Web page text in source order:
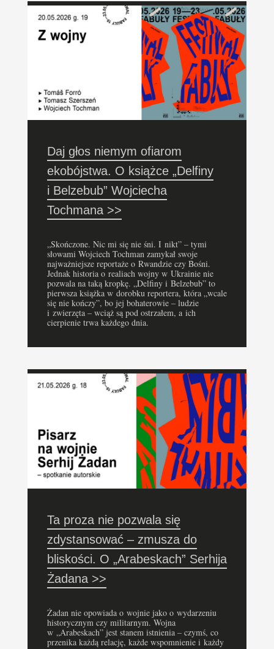
Daj głos niemym ofiarom
ekobójstwa. O książce „Delfiny
i Belzebub” Wojciecha
Tochmana >>
„Skończone. Nic mi się nie śni. I nikt” – tymi
słowami Wojciech Tochman zamykał swoje
najważniejsze reportaże o Rwandzie czy Bośni.
Jednak historia o realiach wojny w Ukrainie nie
pozwala na taką kropkę. „Delfiny i Belzebub” to
pierwsza książka w dorobku reportera, która „wcale
się nie kończy”, bo jej bohaterowie – ludzie
i zwierzęta – wciąż są pod ostrzałem, a ich
cierpienie trwa każdego dnia.
Ta proza nie pozwala się
zdystansować – zmusza do
bliskości. O „Arabeskach” Serhija
Żadana >>
Żadan nie opowiada o wojnie jako o wydarzeniu
historycznym czy militarnym. Wojna
w „Arabeskach” jest stanem istnienia – czymś, co
przenika każdą relację, każde wspomnienie i każdy